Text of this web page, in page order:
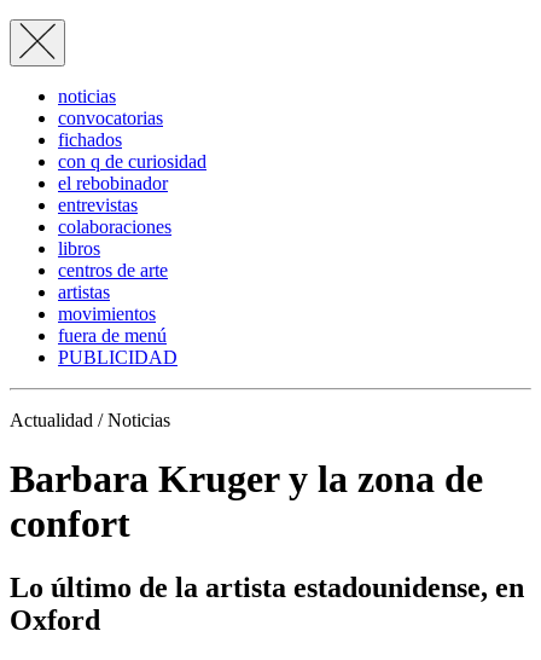
noticias
convocatorias
fichados
con q de curiosidad
el rebobinador
entrevistas
colaboraciones
libros
centros de arte
artistas
movimientos
fuera de menú
PUBLICIDAD
Actualidad / Noticias
Barbara Kruger y la zona de
confort
Lo último de la artista estadounidense, en
Oxford